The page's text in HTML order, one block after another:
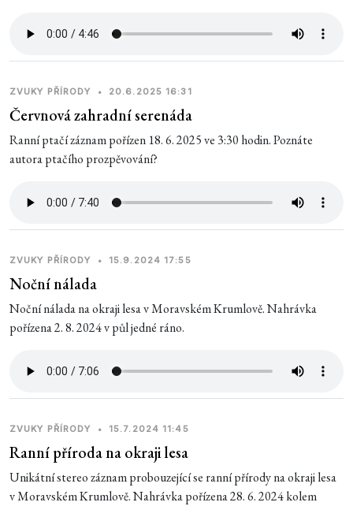
ZVUKY PŘÍRODY • 20.6.2025 16:31
Červnová zahradní serenáda
Ranní ptačí záznam pořízen 18. 6. 2025 ve 3:30 hodin. Poznáte
autora ptačího prozpěvování?
ZVUKY PŘÍRODY • 15.9.2024 17:55
Noční nálada
Noční nálada na okraji lesa v Moravském Krumlově. Nahrávka
pořízena 2. 8. 2024 v půl jedné ráno.
ZVUKY PŘÍRODY • 15.7.2024 11:45
Ranní příroda na okraji lesa
Unikátní stereo záznam probouzející se ranní přírody na okraji lesa
v Moravském Krumlově. Nahrávka pořízena 28. 6. 2024 kolem